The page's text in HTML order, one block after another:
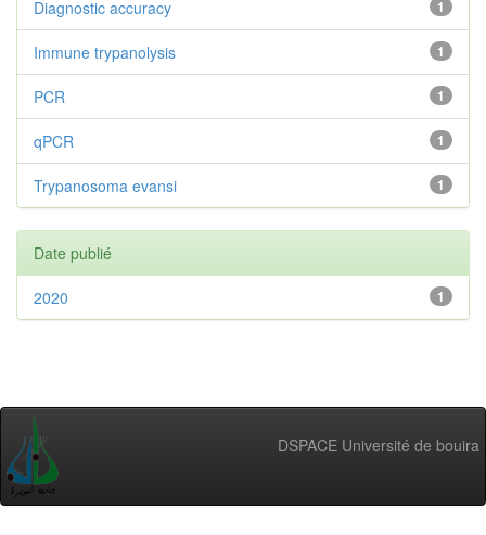
1
Diagnostic accuracy
1
Immune trypanolysis
1
PCR
1
qPCR
1
Trypanosoma evansi
Date publié
1
2020
DSPACE Université de bouira